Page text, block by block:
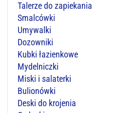
Talerze do zapiekania
Smalcówki
Umywalki
Dozowniki
Kubki łazienkowe
Mydelniczki
Miski i salaterki
Bulionówki
Deski do krojenia